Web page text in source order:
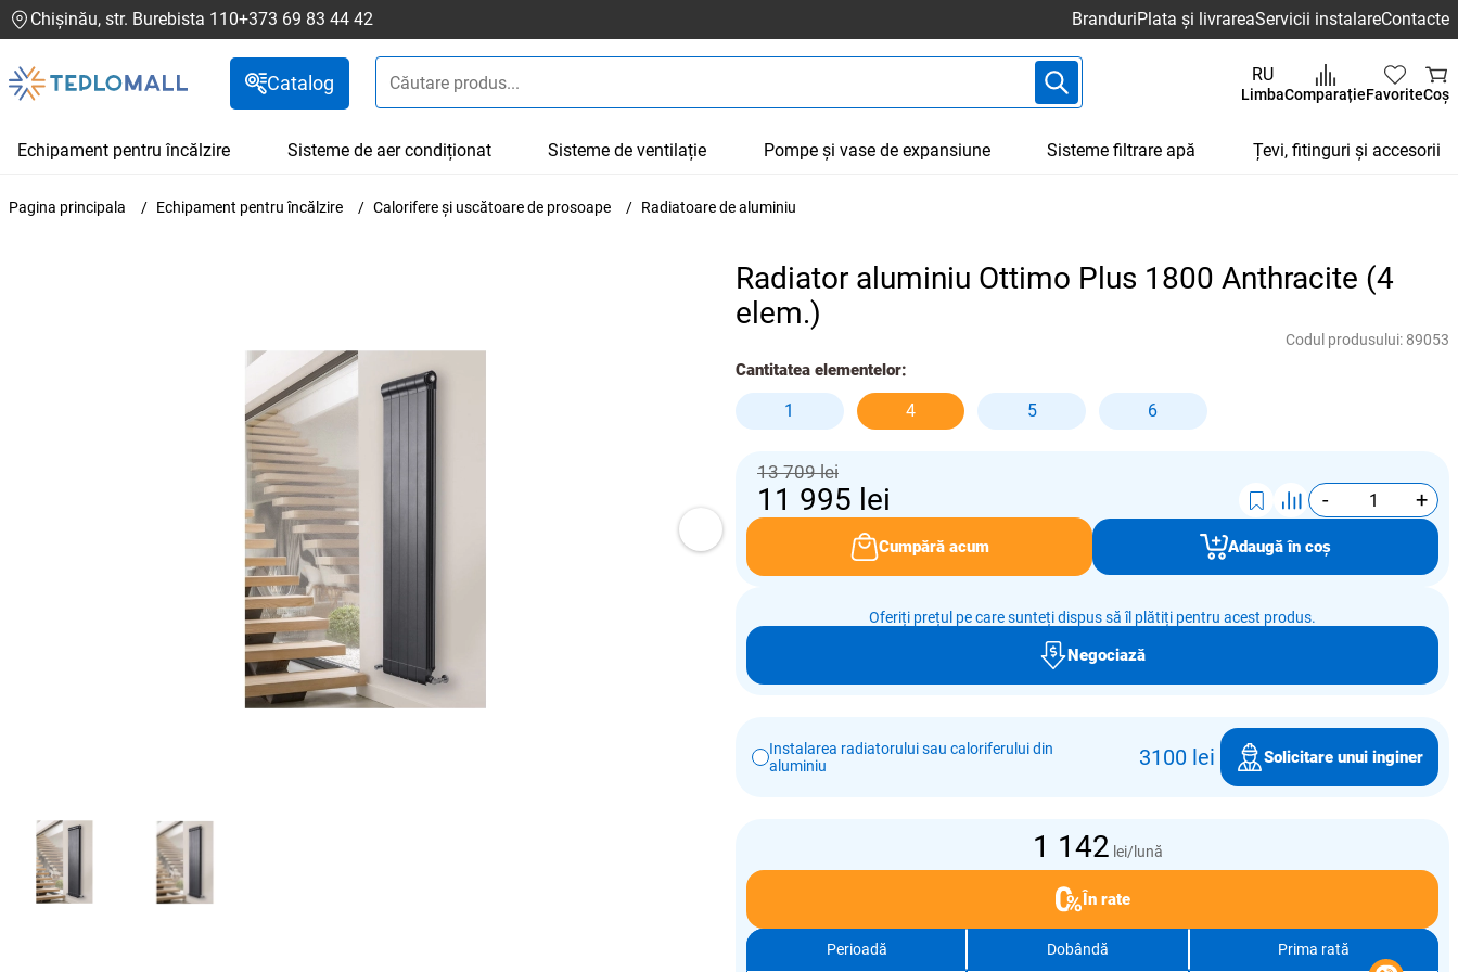
Chișinău, str. Burebista 110+373 69 83 44 42 BranduriPlata și livrareaServicii instalareContacte
Catalog RU
LimbaComparațieFavoriteCoș
Echipament pentru încălzire Sisteme de aer condiționat Sisteme de ventilație Pompe și vase de expansiune Sisteme filtrare apă Țevi, fitinguri și accesorii
Pagina principala Echipament pentru încălzire Calorifere și uscătoare de prosoape Radiatoare de aluminiu
Radiator aluminiu Ottimo Plus 1800 Anthracite (4
elem.)
Codul produsului: 89053
Cantitatea elementelor:
1 4 5 6
13 709 lei
11 995 lei - +
Cumpără acum Adaugă în coș
Oferiți prețul pe care sunteți dispus să îl plătiți pentru acest produs.
Negociază
Instalarea radiatorului sau caloriferului din
aluminiu
3100 lei Solicitare unui inginer
1 142 lei/lună
În rate
Perioadă Dobândă Prima rată